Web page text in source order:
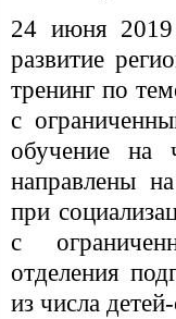
24 июня 2019
развитие
тренинг по
с
обучение на
направлены
при
с
отделения
из числа